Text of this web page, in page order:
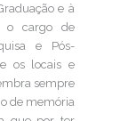
e à
o cargo de
e Pós-
os locais e
sempre
de memória